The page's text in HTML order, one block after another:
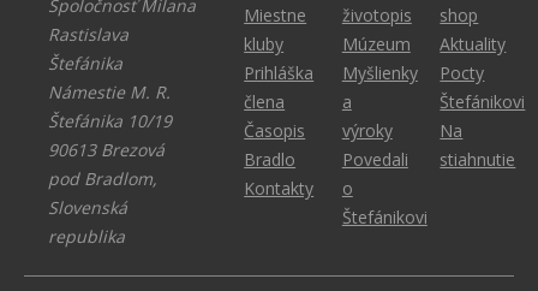
Spoločnosť Milana
Rastislava
Štefánika
Námestie M. R.
Štefánika 10/19
90613 Brezová
pod Bradlom,
Slovenská
republika
Miestne
kluby
Prihláška
člena
Časopis
Bradlo
Kontakty
životopis
Múzeum
Myšlienky
a
výroky
Povedali
o
Štefánikovi
shop
Aktuality
Pocty
Štefánikovi
Na
stiahnutie